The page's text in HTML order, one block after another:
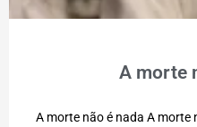
A morte
A morte não é nada A morte